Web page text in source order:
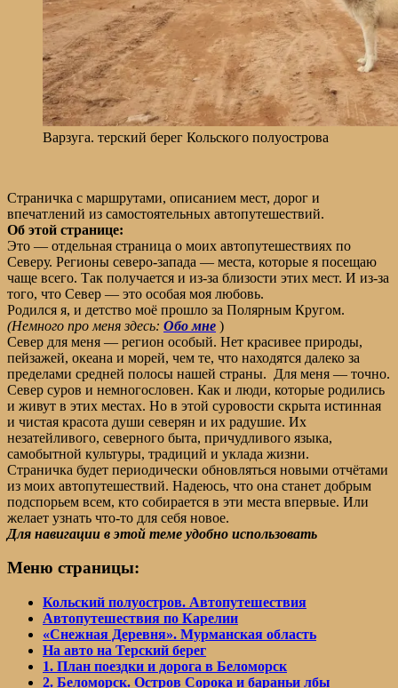
Варзуга. терский берег Кольского полуострова
Страничка с маршрутами, описанием мест, дорог и
впечатлений из самостоятельных автопутешествий.
Об этой странице:
Это — отдельная страница о моих автопутешествиях по
Северу. Регионы северо-запада — места, которые я посещаю
чаще всего. Так получается и из-за близости этих мест. И из-за
того, что Север — это особая моя любовь.
Родился я, и детство моё прошло за Полярным Кругом.
(Немного про меня здесь: Обо мне )
Север для меня — регион особый. Нет красивее природы,
пейзажей, океана и морей, чем те, что находятся далеко за
пределами средней полосы нашей страны. Для меня — точно.
Север суров и немногословен. Как и люди, которые родились
и живут в этих местах. Но в этой суровости скрыта истинная
и чистая красота души северян и их радушие. Их
незатейливого, северного быта, причудливого языка,
самобытной культуры, традиций и уклада жизни.
Страничка будет периодически обновляться новыми отчётами
из моих автопутешествий. Надеюсь, что она станет добрым
подспорьем всем, кто собирается в эти места впервые. Или
желает узнать что-то для себя новое.
Для навигации в этой теме удобно использовать
Меню страницы:
Кольский полуостров. Автопутешествия
Автопутешествия по Карелии
«Снежная Деревня». Мурманская область
На авто на Терский берег
1. План поездки и дорога в Беломорск
2. Беломорск. Остров Сорока и бараньи лбы